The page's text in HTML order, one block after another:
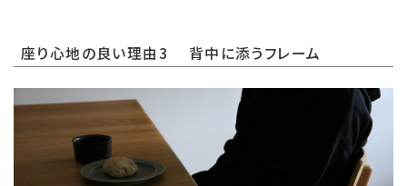
座り心地の良い理由3 背中に添うフレーム